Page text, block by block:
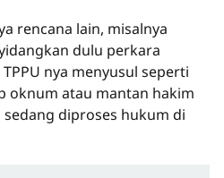
rencana lain, misalnya
dulu perkara
nya menyusul seperti
oknum atau mantan hakim
sedang diproses hukum di